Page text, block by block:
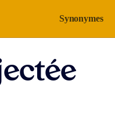
Synonymes